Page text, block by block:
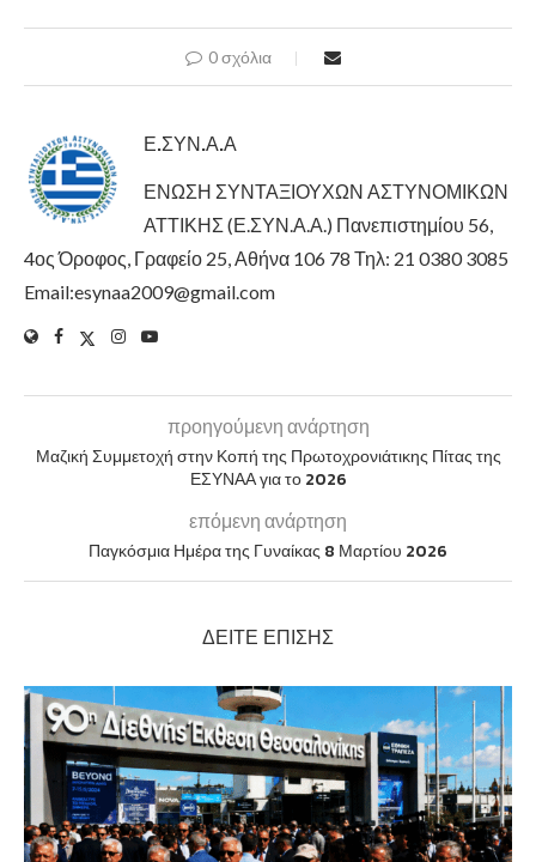
0 σχόλια
Ε.ΣΥΝ.Α.Α
ΕΝΩΣΗ ΣΥΝΤΑΞΙΟΥΧΩΝ ΑΣΤΥΝΟΜΙΚΩΝ
ΑΤΤΙΚΗΣ (Ε.ΣΥΝ.Α.Α.) Πανεπιστημίου 56,
4ος Όροφος, Γραφείο 25, Αθήνα 106 78 Τηλ: 21 0380 3085
Email:esynaa2009@gmail.com
προηγούμενη ανάρτηση
Μαζική Συμμετοχή στην Κοπή της Πρωτοχρονιάτικης Πίτας της
ΕΣΥΝΑΑ για το 2026
επόμενη ανάρτηση
Παγκόσμια Ημέρα της Γυναίκας 8 Μαρτίου 2026
ΔΕΊΤΕ ΕΠΊΣΗΣ